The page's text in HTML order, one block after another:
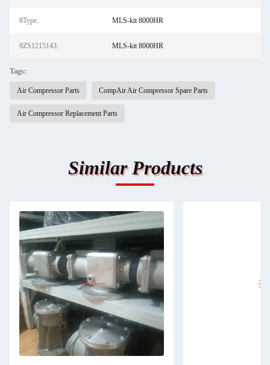
8Type: MLS-kit 8000HR
9ZS1215143: MLS-kit 8000HR
Tags:
Air Compressor Parts CompAir Air Compressor Spare Parts
Air Compressor Replacement Parts
Similar Products